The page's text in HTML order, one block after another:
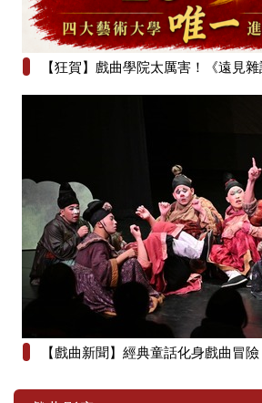
【狂賀】戲曲學院太厲害！《遠見雜誌》2026台灣最佳大學
【戲曲新聞】經典童話化身戲曲冒險 《森林七矮人